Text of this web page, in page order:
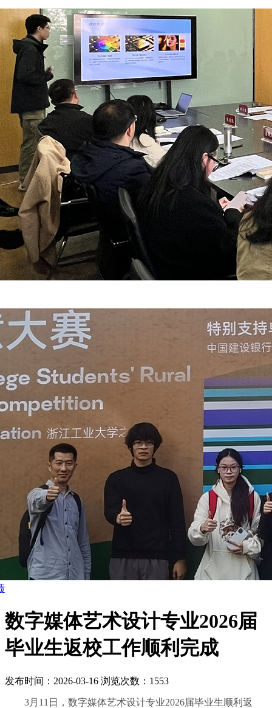
数字媒体艺术设计专业2026届
毕业生返校工作顺利完成
发布时间：2026-03-16 浏览次数：1553
3月11日，数字媒体艺术设计专业2026届毕业生顺利返